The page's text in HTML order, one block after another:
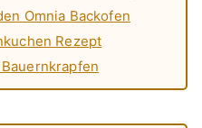
Omnia Backofen
Rezept